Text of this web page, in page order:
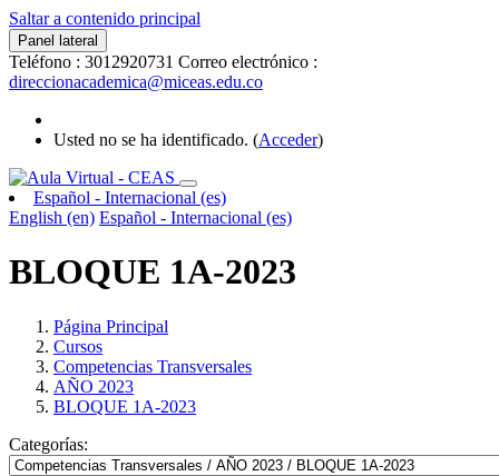
Saltar a contenido principal
Panel lateral
Teléfono : 3012920731 Correo electrónico :
direccionacademica@miceas.edu.co
Usted no se ha identificado. (Acceder)
Español - Internacional ‎(es)‎
English ‎(en)‎ Español - Internacional ‎(es)‎
BLOQUE 1A-2023
Página Principal
Cursos
Competencias Transversales
AÑO 2023
BLOQUE 1A-2023
Categorías: